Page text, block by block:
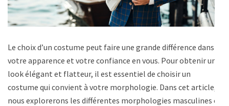
Le choix d’un costume peut faire une grande différence dans
votre apparence et votre confiance en vous. Pour obtenir un
look élégant et flatteur, il est essentiel de choisir un
costume qui convient à votre morphologie. Dans cet article,
nous explorerons les différentes morphologies masculines et